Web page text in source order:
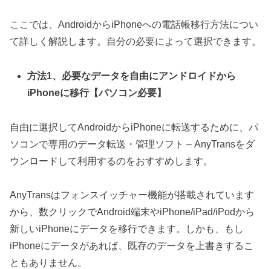
ここでは、AndroidからiPhoneへの電話帳移行方法につい
て詳しく解説します。自分の必要によって選択できます。
方法1、必要なデータを自由にアンドロイドから
iPhoneに移行【パソコン必要】
自由に選択してAndroidからiPhoneに転送するために、パ
ソコンで専用のデータ転送・管理ソフト – AnyTransをダ
ウンロードして利用するのをおすすめします。
AnyTransはフォンスイッチャー機能が搭載されています
から、数クリックでAndroid端末やiPhone/iPad/iPodから
新しいiPhoneにデータを移行できます。しかも、もし
iPhoneにデータがあれば、既存のデータを上書きするこ
ともありません。